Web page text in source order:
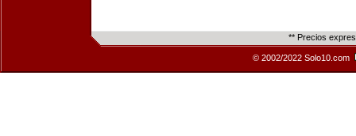
** Precios
© 2002/2022 Solo10.com